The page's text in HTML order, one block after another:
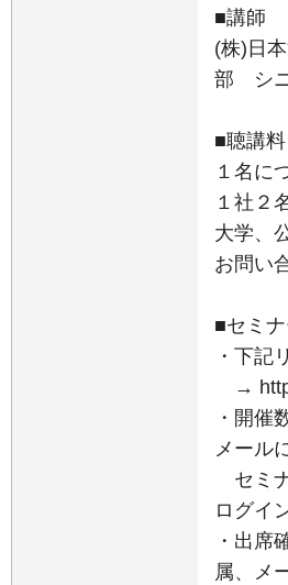
■講師
(株)日
部 シ
■聴講料
１名に
１社２
大学、
お問い
■セミ
・下記
→
・開催
メール
セミ
ログイ
・出席
属、メ